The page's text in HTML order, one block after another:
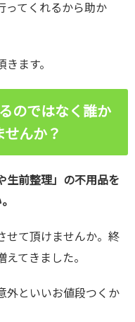
ってくれるから助か
ます。
のではなく誰か
せんか？
生前整理」の不用品を
せて頂けませんか。終
てきました。
外といいお値段つくか